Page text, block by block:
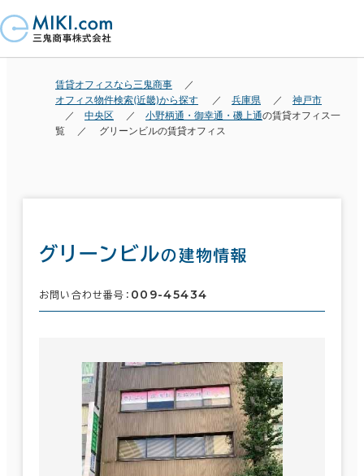
賃貸オフィスなら三鬼商事
オフィス物件検索(近畿)から探す
兵庫県
神戸市
中央区
小野柄通・御幸通・磯上通の賃貸オフィス一
覧
グリーンビルの賃貸オフィス
グリーンビルの建物情報
お問い合わせ番号： 009-45434